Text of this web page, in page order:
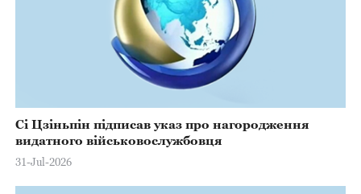
Сі Цзіньпін підписав указ про нагородження
видатного військовослужбовця
31-Jul-2026